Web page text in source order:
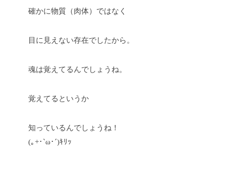
確かに物質（肉体）ではなく
目に見えない存在でしたから。
魂は覚えてるんでしょうね。
覚えてるというか
知っているんでしょうね！
(｡+･`ω･´)ｷﾘｯ